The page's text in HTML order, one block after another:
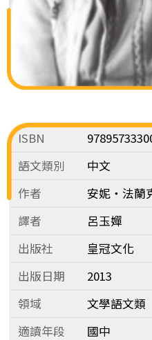
ISBN
語文類別
中文
作者
安妮‧法蘭
譯者
呂玉嬋
出版社
皇冠文化
出版日期
2013
領域
文學語文類
適讀年段
國中